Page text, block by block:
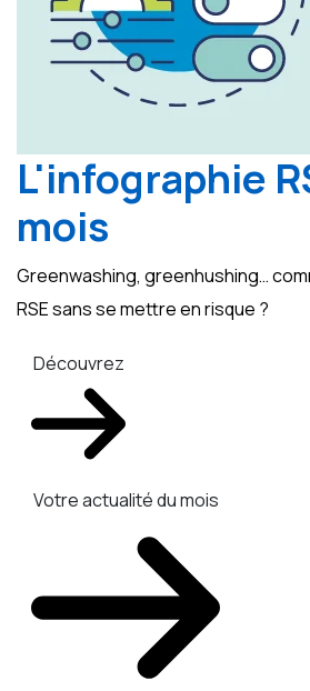
L'infographie
mois
Greenwashing, greenhushing…
RSE sans se mettre en risque ?
Découvrez
Votre actualité du mois